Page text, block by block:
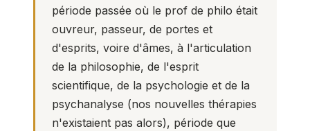
période passée où le prof de philo était
ouvreur, passeur, de portes et
d'esprits, voire d'âmes, à l'articulation
de la philosophie, de l'esprit
scientifique, de la psychologie et de la
psychanalyse (nos nouvelles thérapies
n'existaient pas alors), période que